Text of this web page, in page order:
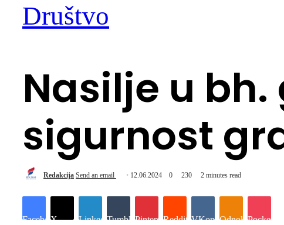
Društvo
Nasilje u
sigurnost
Redakcija Send an email 12.06.2024 0 230 2 minutes read
Facebook
X LinkedInTumblr PinterestReddit VKontakteOdnoklassniki
Pocket